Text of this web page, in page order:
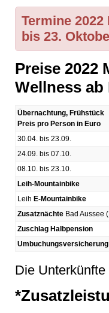
Termine 2022
bis 23.
Preise 2022
Wellness ab
Übernachtung, Frühstück
Preis pro Person in Euro
30.04. bis 23.09.
24.09. bis 07.10.
08.10. bis 23.10.
Leih-Mountainbike
Leih E-Mountainbike
Zusatznächte Bad Aussee
Zuschlag Halbpension
Die